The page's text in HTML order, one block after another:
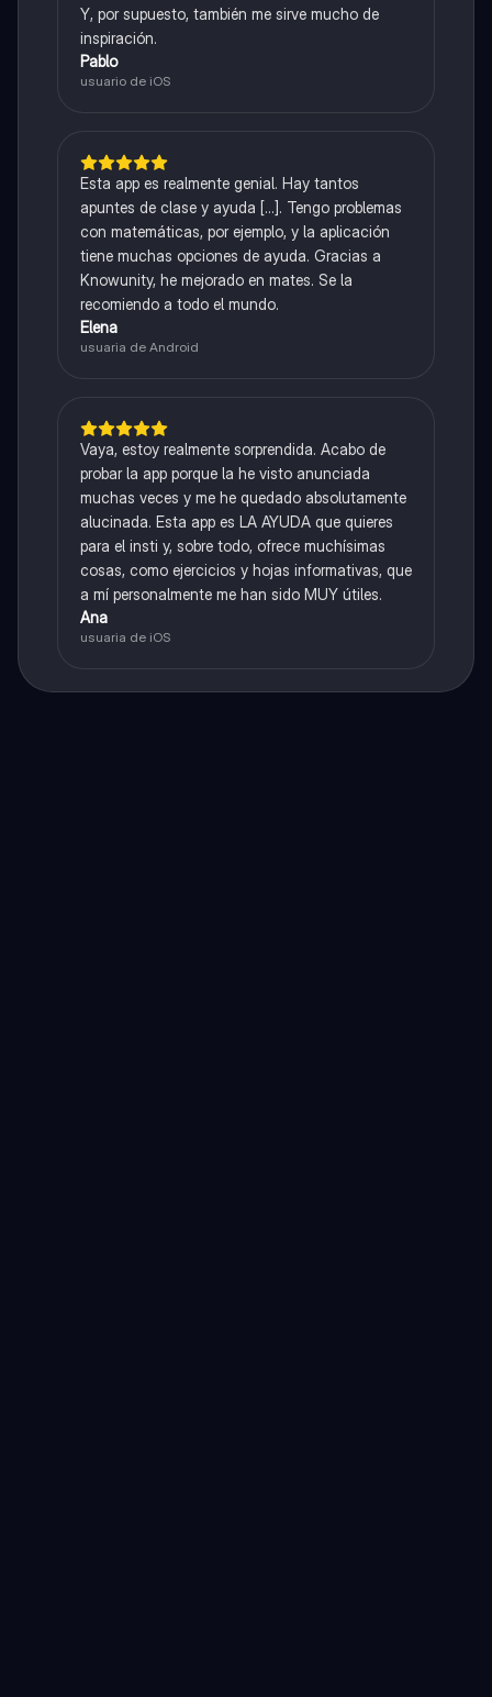
Y, por supuesto, también me sirve mucho de
inspiración.
Pablo
usuario de iOS
Esta app es realmente genial. Hay tantos
apuntes de clase y ayuda [...]. Tengo problemas
con matemáticas, por ejemplo, y la aplicación
tiene muchas opciones de ayuda. Gracias a
Knowunity, he mejorado en mates. Se la
recomiendo a todo el mundo.
Elena
usuaria de Android
Vaya, estoy realmente sorprendida. Acabo de
probar la app porque la he visto anunciada
muchas veces y me he quedado absolutamente
alucinada. Esta app es LA AYUDA que quieres
para el insti y, sobre todo, ofrece muchísimas
cosas, como ejercicios y hojas informativas, que
a mí personalmente me han sido MUY útiles.
Ana
usuaria de iOS